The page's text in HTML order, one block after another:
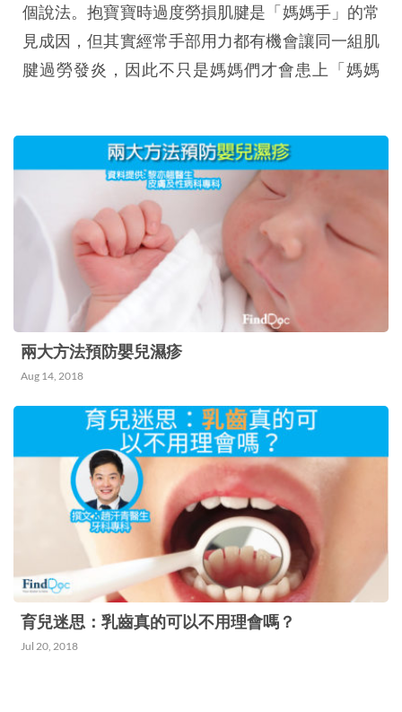
個說法。抱寶寶時過度勞損肌腱是「媽媽手」的常
見成因，但其實經常手部用力都有機會讓同一組肌
腱過勞發炎，因此不只是媽媽們才會患上「媽媽
享。 抱B姿勢不正確 增患「媽媽手」風險 「媽媽
手」是指在手腕的外側，負責活動大拇指的兩條肌
腱（伸拇短肌和外展拇長肌）與包裹肌腱的腱鞘，
因為使用過度或姿勢不當造成發炎、增厚，繼而導
致滑動不順，讓患者在活動手腕或大拇指時出現疼
痛。 媽媽通常是寶寶的主要照顧者，餵奶、哄
睡、洗澡等重任許多時候都落在媽媽身上，如果抱
寶寶的姿勢不正確，例如扭住手腕地托著寶寶的頭
部，就容易讓腱鞘發炎。 林醫生初為人母時，也
曾經患上媽媽手，她憶述：「睡覺時蓋被、按住床
褥起床、洗臉時扭毛巾和扭門柄時，拇指對下手腕
位置都會感受到強烈的痛楚。」她又指出，除了活
動時疼痛以外，患者的橈骨位置（圖一）會紅腫、
發燙，部分嚴重個案就算靜止不動，患處都會有
「赤赤痛⌋，或者有針刺的感覺。 不是媽媽也會中
招？ 簡單動作自我測試有沒有「媽媽手」 雖然
「媽媽手」多發於媽媽，但其實⌈媽媽手」並不是
媽媽們的專利，經常幫忙照顧寶寶的照顧者，如祖
兩大方法預防嬰兒濕疹
Aug 14, 2018
育兒迷思：乳齒真的可以不用理會嗎？
Jul 20, 2018